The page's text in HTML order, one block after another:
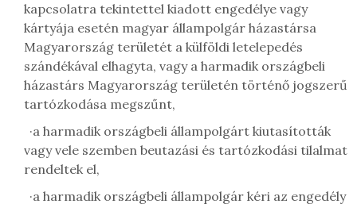
kapcsolatra tekintettel kiadott engedélye vagy
kártyája esetén magyar állampolgár házastársa
Magyarország területét a külföldi letelepedés
szándékával elhagyta, vagy a harmadik országbeli
házastárs Magyarország területén történő jogszerű
tartózkodása megszűnt,
·a harmadik országbeli állampolgárt kiutasították
vagy vele szemben beutazási és tartózkodási tilalmat
rendeltek el,
·a harmadik országbeli állampolgár kéri az engedély